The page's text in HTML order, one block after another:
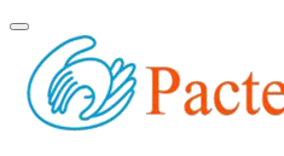
Toggle
navigation